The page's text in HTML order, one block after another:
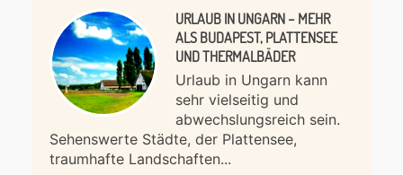
URLAUB IN UNGARN – MEHR
ALS BUDAPEST, PLATTENSEE
UND THERMALBÄDER
Urlaub in Ungarn kann
sehr vielseitig und
abwechslungsreich sein.
Sehenswerte Städte, der Plattensee,
traumhafte Landschaften...